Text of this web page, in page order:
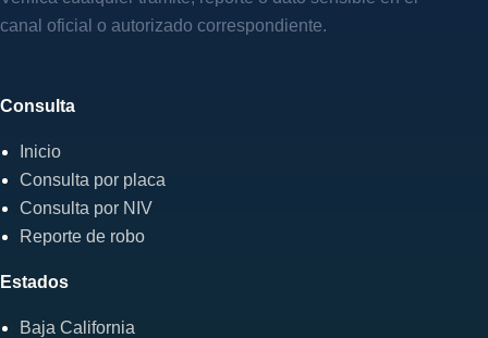
canal oficial o autorizado correspondiente.
Consulta
Inicio
Consulta por placa
Consulta por NIV
Reporte de robo
Estados
Baja California